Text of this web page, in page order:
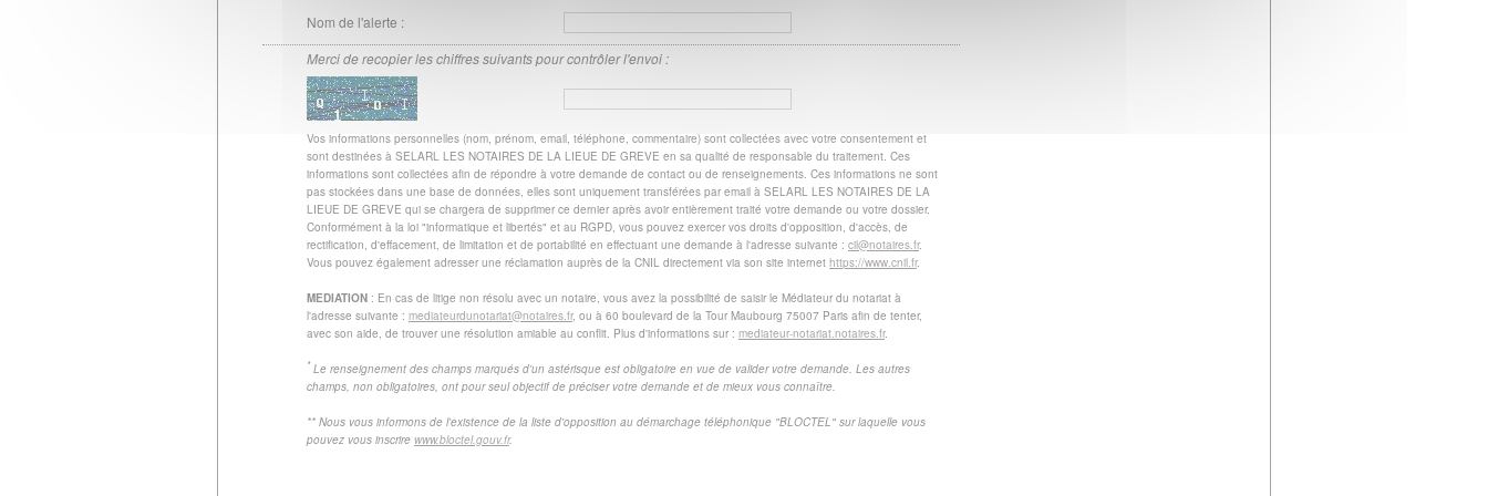
Nom de l'alerte :
Merci de recopier les chiffres suivants pour contrôler l'envoi :
Vos informations personnelles (nom, prénom, email, téléphone, commentaire) sont collectées avec votre consentement et
sont destinées à SELARL LES NOTAIRES DE LA LIEUE DE GREVE en sa qualité de responsable du traitement. Ces
informations sont collectées afin de répondre à votre demande de contact ou de renseignements. Ces informations ne sont
pas stockées dans une base de données, elles sont uniquement transférées par email à SELARL LES NOTAIRES DE LA
LIEUE DE GREVE qui se chargera de supprimer ce dernier après avoir entièrement traité votre demande ou votre dossier.
Conformément à la loi "informatique et libertés" et au RGPD, vous pouvez exercer vos droits d'opposition, d'accès, de
rectification, d'effacement, de limitation et de portabilité en effectuant une demande à l'adresse suivante : cil@notaires.fr.
Vous pouvez également adresser une réclamation auprès de la CNIL directement via son site internet https://www.cnil.fr.
MEDIATION : En cas de litige non résolu avec un notaire, vous avez la possibilité de saisir le Médiateur du notariat à
l'adresse suivante : mediateurdunotariat@notaires.fr, ou à 60 boulevard de la Tour Maubourg 75007 Paris afin de tenter,
avec son aide, de trouver une résolution amiable au conflit. Plus d'informations sur : mediateur-notariat.notaires.fr.
* Le renseignement des champs marqués d'un astérisque est obligatoire en vue de valider votre demande. Les autres
champs, non obligatoires, ont pour seul objectif de préciser votre demande et de mieux vous connaître.
** Nous vous informons de l'existence de la liste d'opposition au démarchage téléphonique "BLOCTEL" sur laquelle vous
pouvez vous inscrire www.bloctel.gouv.fr.